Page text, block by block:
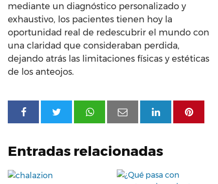
mediante un diagnóstico personalizado y
exhaustivo, los pacientes tienen hoy la
oportunidad real de redescubrir el mundo con
una claridad que consideraban perdida,
dejando atrás las limitaciones físicas y estéticas
de los anteojos.
Entradas relacionadas